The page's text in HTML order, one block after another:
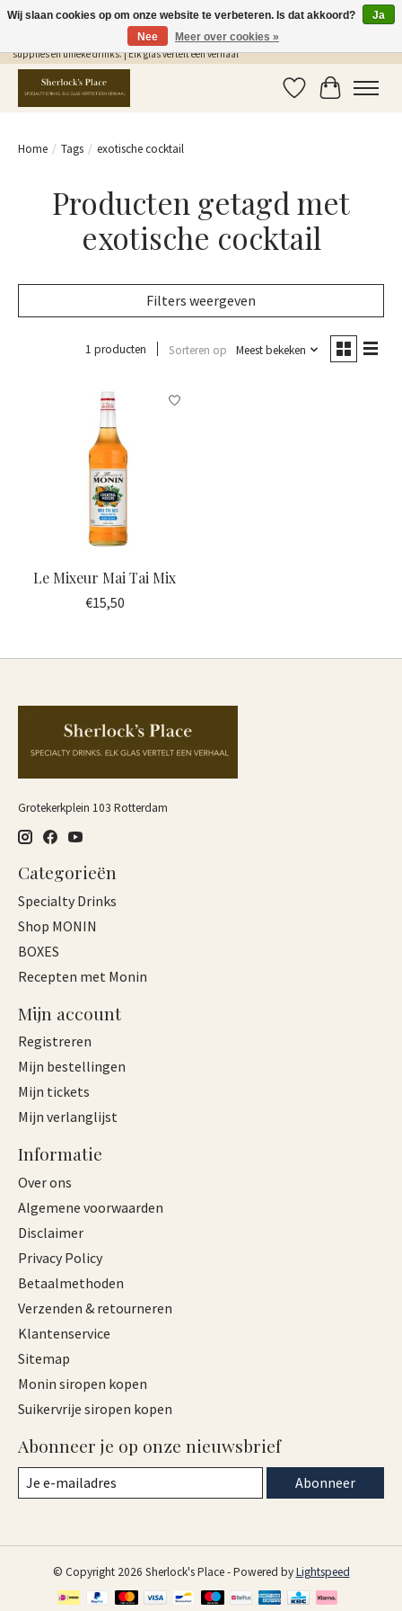
Gratis Verzending in NL vanaf €75,- | Sherlocks Place: dé plek voor MONIN siropen, bar
supplies en unieke drinks. | Elk glas vertelt een verhaal
Verlanglijst
Home / Tags / exotische cocktail
Producten getagd met
exotische cocktail
Filters weergeven
1 producten Sorteren op Meest bekeken
Le Mixeur Mai Tai Mix
€15,50
Grotekerkplein 103 Rotterdam
Categorieën
Specialty Drinks
Shop MONIN
BOXES
Recepten met Monin
Mijn account
Registreren
Mijn bestellingen
Mijn tickets
Mijn verlanglijst
Informatie
Over ons
Algemene voorwaarden
Disclaimer
Privacy Policy
Betaalmethoden
Verzenden & retourneren
Klantenservice
Sitemap
Monin siropen kopen
Suikervrije siropen kopen
Abonneer je op onze nieuwsbrief
Abonneer
© Copyright 2026 Sherlock's Place - Powered byLightspeed
Wij slaan cookies op om onze website te verbeteren. Is dat akkoord?
Ja
Nee
Meer over cookies »